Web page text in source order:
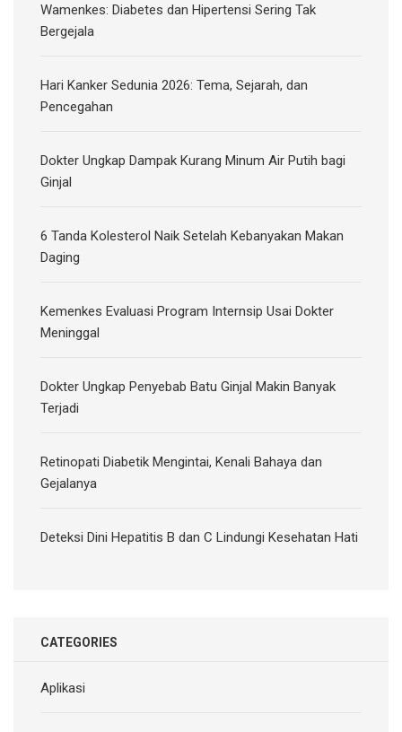
Wamenkes: Diabetes dan Hipertensi Sering Tak
Bergejala
Hari Kanker Sedunia 2026: Tema, Sejarah, dan
Pencegahan
Dokter Ungkap Dampak Kurang Minum Air Putih bagi
Ginjal
6 Tanda Kolesterol Naik Setelah Kebanyakan Makan
Daging
Kemenkes Evaluasi Program Internsip Usai Dokter
Meninggal
Dokter Ungkap Penyebab Batu Ginjal Makin Banyak
Terjadi
Retinopati Diabetik Mengintai, Kenali Bahaya dan
Gejalanya
Deteksi Dini Hepatitis B dan C Lindungi Kesehatan Hati
CATEGORIES
Aplikasi